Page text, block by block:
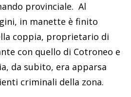
provinciale. Al
in manette è finito
coppia, proprietario di
con quello di Cotroneo e
da subito, era apparsa
criminali della zona.